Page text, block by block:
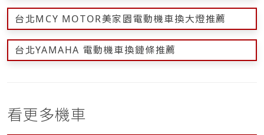
台北MCY MOTOR美家園電動機車換大燈推薦
台北YAMAHA 電動機車換鏈條推薦
看更多機車